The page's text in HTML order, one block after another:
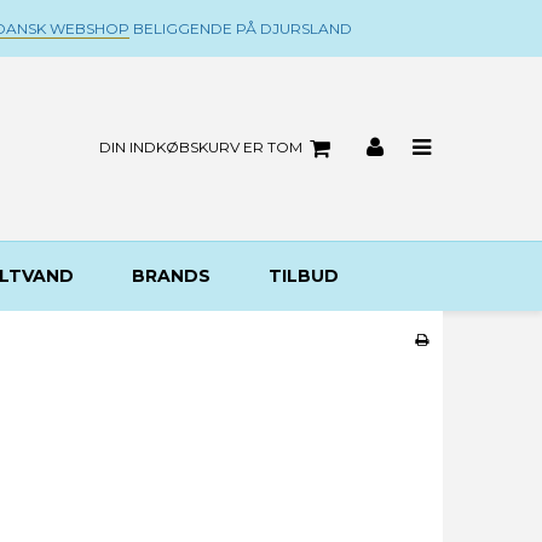
WEBSHOP BELIGGENDE PÅ DJURSLAND
DIN INDKØBSKURV ER TOM
BRANDS TILBUD